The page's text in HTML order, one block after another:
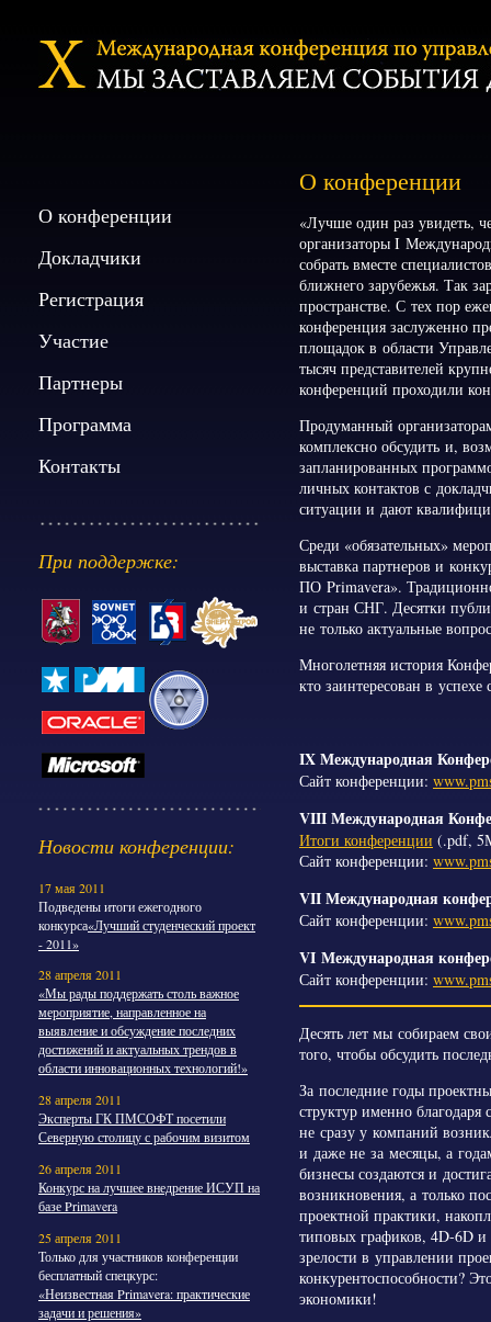
О конференции
Докладчики
Регистрация
Участие
Партнеры
Программа
Контакты
При поддержке:
Новости конференции:
17 мая 2011
Подведены итоги ежегодного
конкурса«Лучший студенческий проект
- 2011»
28 апреля 2011
«Мы рады поддержать столь важное
мероприятие, направленное на
выявление и обсуждение последних
достижений и актуальных трендов в
области инновационных технологий!»
28 апреля 2011
Эксперты ГК ПМСОФТ посетили
Северную столицу с рабочим визитом
26 апреля 2011
Конкурс на лучшее внедрение ИСУП на
базе Primavera
25 апреля 2011
Только для участников конференции
бесплатный спецкурс:
«Неизвестная Primavera: практические
задачи и решения»
О конференции
«Лучше один раз
организаторы I
собрать вместе
ближнего зарубежья. Так
пространстве. С тех пор
конференция заслуженно
площадок в области
тысяч представителей
конференций проходили
Продуманный
комплексно обсудить и,
запланированных
личных контактов с
ситуации и дают
Среди «обязательных»
выставка партнеров и
ПО Primavera».
и стран СНГ. Десятки
не только актуальные
Многолетняя история
кто заинтересован в успехе
IX Международная
Сайт конференции:
VIII Международная
Итоги конференции (.pdf,
Сайт конференции:
VII Международная
Сайт конференции:
VI Международная
Сайт конференции:
Десять лет мы собираем
того, чтобы обсудить
За последние годы
структур именно
не сразу у компаний
и даже не за месяцы, а
бизнесы создаются и
возникновения, а только
проектной практики,
типовых графиков, 4D-6D и
зрелости в управлении
конкурентоспособности?
экономики!